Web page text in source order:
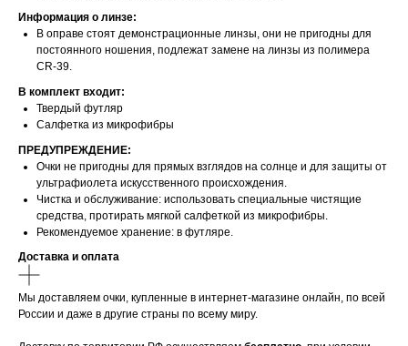
Информация о линзе:
В оправе стоят демонстрационные линзы, они не пригодны для
постоянного ношения, подлежат замене на линзы из полимера
CR-39.
В комплект входит:
Твердый футляр
Салфетка из микрофибры
ПРЕДУПРЕЖДЕНИЕ:
Очки не пригодны для прямых взглядов на солнце и для защиты от
ультрафиолета искусственного происхождения.
Чистка и обслуживание: использовать специальные чистящие
средства, протирать мягкой салфеткой из микрофибры.
Рекомендуемое хранение: в футляре.
Доставка и оплата
Мы доставляем очки, купленные в интернет-магазине онлайн, по всей
России и даже в другие страны по всему миру.